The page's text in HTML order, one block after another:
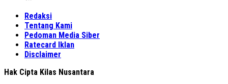
Redaksi
Tentang Kami
Pedoman Media Siber
Ratecard Iklan
Disclaimer
Hak Cipta Kilas Nusantara